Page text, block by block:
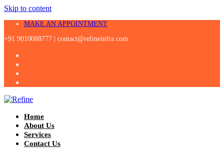
Skip to content
MAKE AN APPOINTMENT
+91 9010088777 | contact@refineinfra.com
Home
About Us
Services
Contact Us